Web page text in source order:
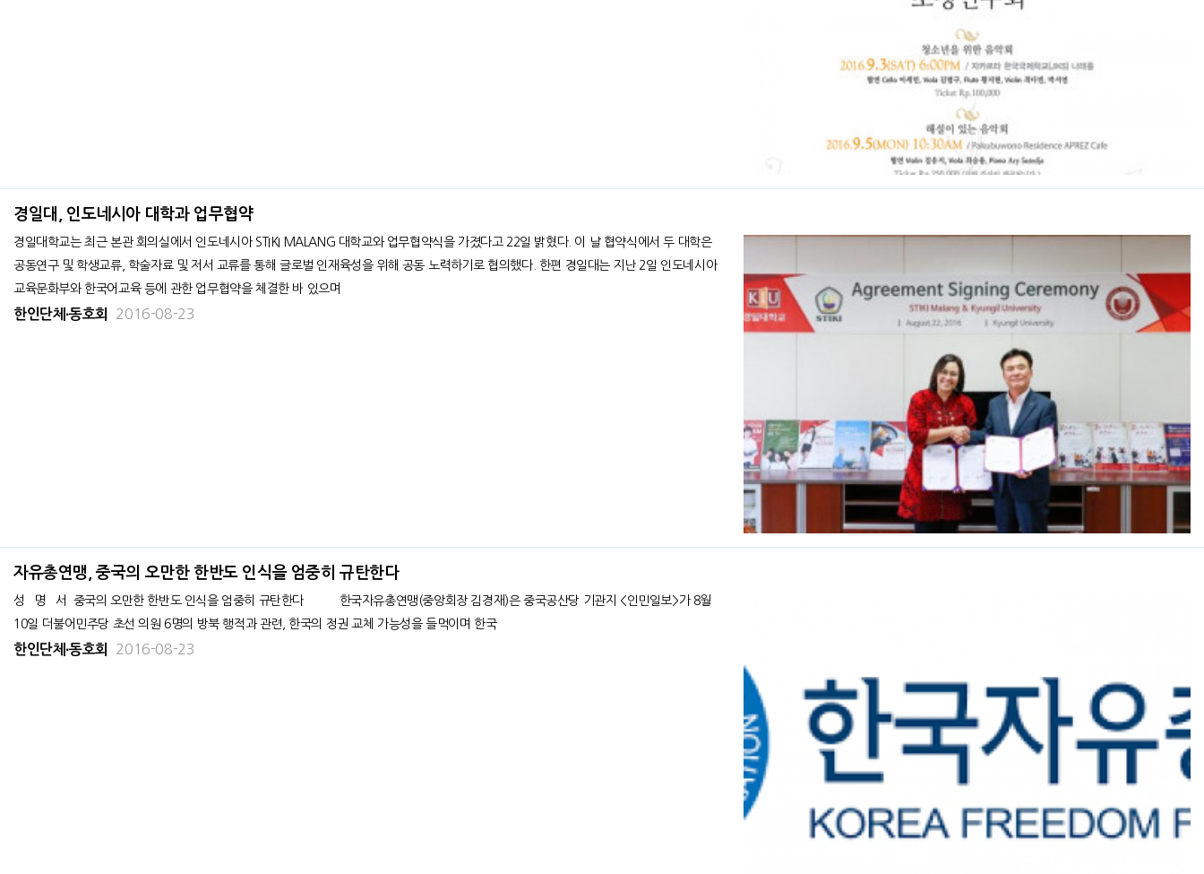
경일대, 인도네시아 대학과 업무협약
경일대학교는 최근 본관 회의실에서 인도네시아 STIKI MALANG 대학교와 업무협약식을 가졌다고 22일 밝혔다. 이 날 협약식에서 두 대학은
공동연구 및 학생교류, 학술자료 및 저서 교류를 통해 글로벌 인재육성을 위해 공동 노력하기로 협의했다. 한편 경일대는 지난 2일 인도네시아
교육문화부와 한국어교육 등에 관한 업무협약을 체결한 바 있으며
한인단체∙동호회 2016-08-23
자유총연맹, 중국의 오만한 한반도 인식을 엄중히 규탄한다
성 명 서 중국의 오만한 한반도 인식을 엄중히 규탄한다 한국자유총연맹(중앙회장 김경재)은 중국공산당 기관지 <인민일보>가 8월
10일 더불어민주당 초선 의원 6명의 방북 행적과 관련, 한국의 정권 교체 가능성을 들먹이며 한국
한인단체∙동호회 2016-08-23